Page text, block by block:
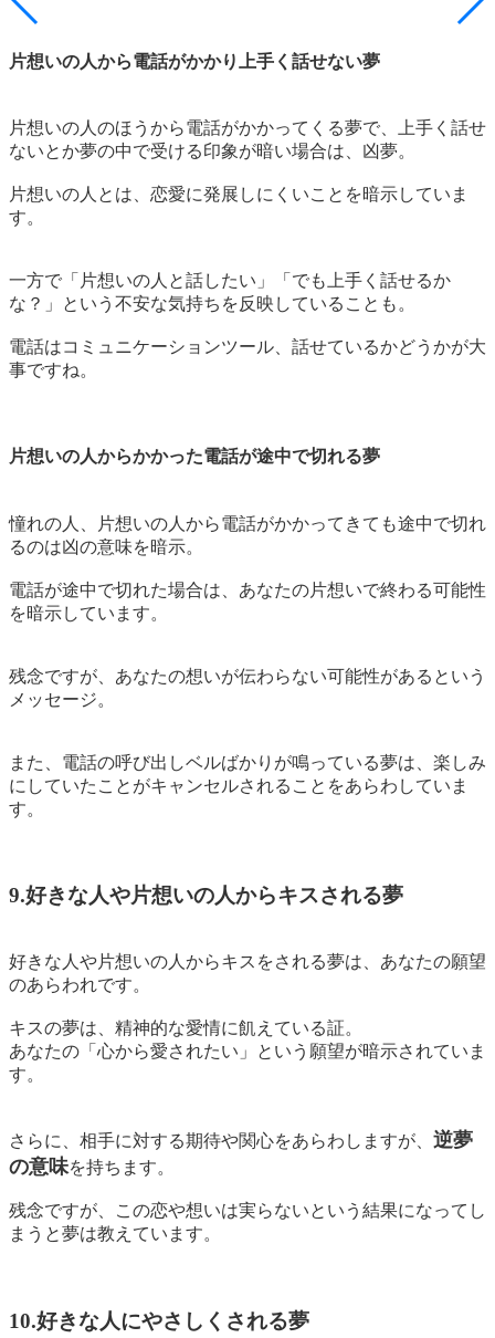
片想いの人から電話がかかり上手く話せない夢
片想いの人のほうから電話がかかってくる夢で、
上手く話せ
ないとか夢の中で受ける印象が暗い場合は、凶夢。
片想いの人とは、恋愛に発展しにくいことを暗示していま
す。
一方で「片想いの人と話したい」「でも上手く話せるか
な？」という不安な気持ちを反映していることも。
電話はコミュニケーションツール、話せているかどうかが大
事ですね。
片想いの人からかかった電話が途中で切れる夢
憧れの人、片想いの人から電話がかかってきても途中で切れ
るのは凶の意味を暗示。
電話が途中で切れた場合は、あなたの片想いで終わる可能性
を暗示しています。
残念ですが、あなたの想いが伝わらない可能性があるという
メッセージ。
また、電話の呼び出しベルばかりが鳴っている夢は、楽しみ
にしていたことがキャンセルされることをあらわしていま
す。
9.好きな人や片想いの人からキスされる夢
好きな人や片想いの人からキスをされる夢は、 あなたの願望
のあらわれです。
キスの夢は、精神的な愛情に飢えている証。
あなたの「心から愛されたい」という願望が暗示されていま
す。
さらに、相手に対する期待や関心をあらわしますが、 逆夢
の意味を持ちます。
残念ですが、この恋や想いは実らないという結果になってし
まうと夢は教えています。
10.好きな人にやさしくされる夢